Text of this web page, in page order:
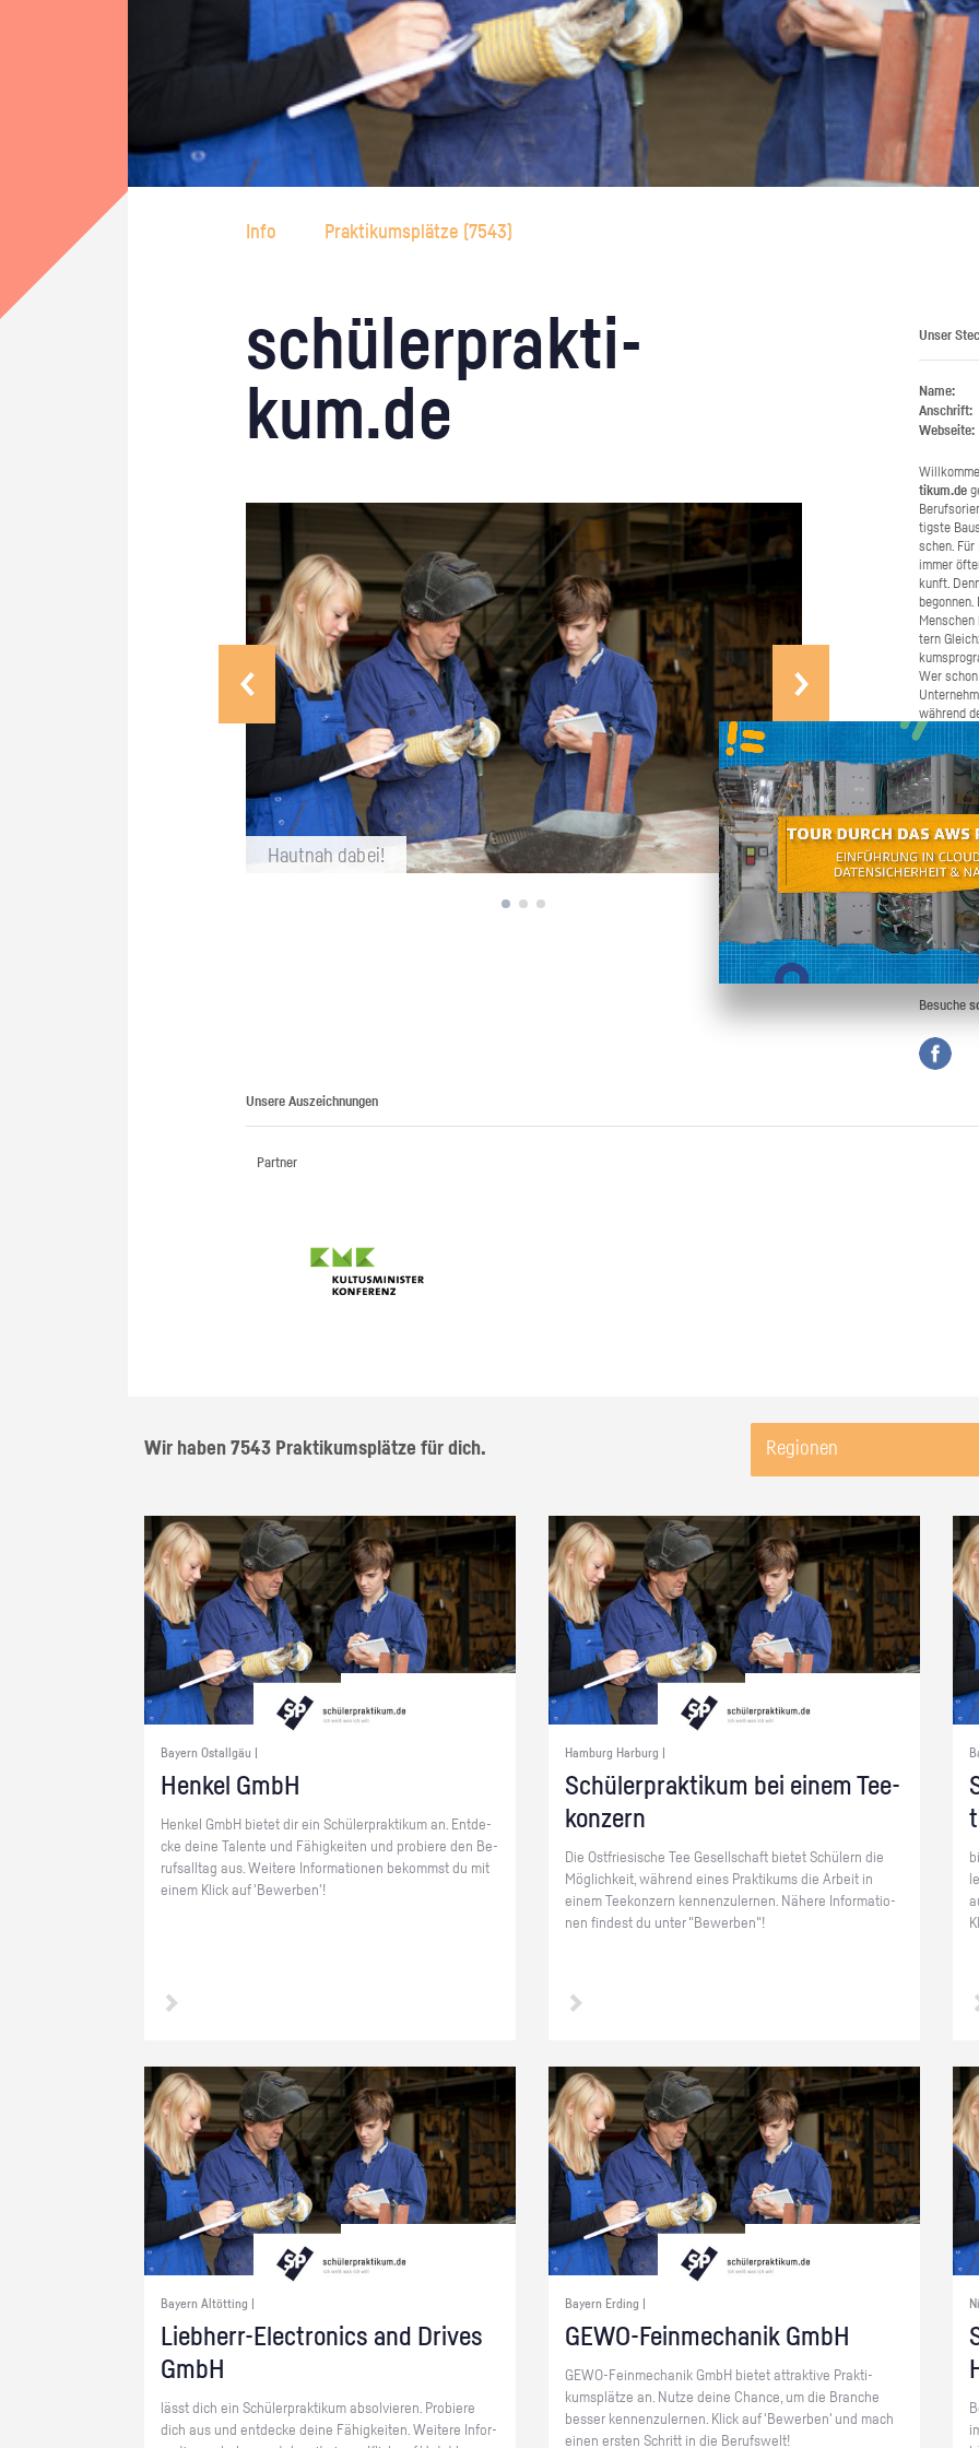
Info Praktikumsplätze ( 7543
schü­ler­prak­ti­
kum.de
Haut­nah dabei! Selbst an­pa­cken
Unser
Name:
Anschrift:
Webseite:
ti­kum.de
tigs­te
schen.
immer
kunft.
tern
Wer
wäh­rend
ma­chen.
Bei­trag
schnel­ler
chen Sie
ren und
den
an, wenn
nen oder
möch­ten.
Besuche
Unsere Auszeichnungen
Partner
Wir haben 7543 Praktikumsplätze für dich. Regionen
Bayern Ostallgäu |
Hen­kel GmbH
Hen­kel GmbH bie­tet dir ein Schü­ler­prak­ti­kum an. Ent­de­
cke deine Ta­len­te und Fä­hig­kei­ten und pro­bie­re den Be­
rufs­all­tag aus. Wei­te­re In­for­ma­tio­nen be­kommst du mit
einem Klick auf 'Be­wer­ben'!
Hamburg Harburg |
Schü­ler­prak­ti­kum bei einem Tee­
kon­zern
Die Ost­frie­si­sche Tee Ge­sell­schaft bie­tet Schü­lern die
Mög­lich­keit, wäh­rend eines Prak­ti­kums die Ar­beit in
einem Tee­kon­zern ken­nen­zu­ler­nen. Nä­he­re In­for­ma­tio­
nen fin­dest du unter "Be­wer­ben"!
Bayern Altötting |
Lieb­herr-Elec­tro­nics and Dri­ves
GmbH
lässt dich ein Schü­ler­prak­ti­kum ab­sol­vie­ren. Pro­bie­re
dich aus und ent­de­cke deine Fä­hig­kei­ten. Wei­te­re In­for­
Bayern Erding |
GE­WO-Fein­me­cha­nik GmbH
GE­WO-Fein­me­cha­nik GmbH bie­tet at­trak­ti­ve Prak­ti­
kums­plät­ze an. Nutze deine Chan­ce, um die Bran­che
bes­ser ken­nen­zu­ler­nen. Klick auf 'Be­wer­ben' und mach
einen ers­ten Schritt in die Be­rufs­welt!